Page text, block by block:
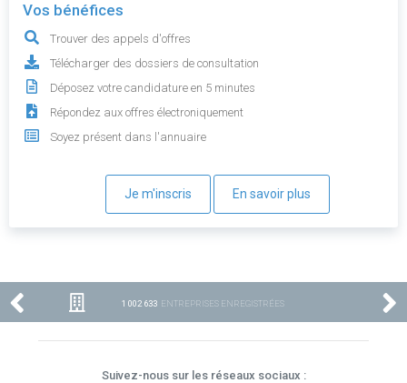
Vos bénéfices
Trouver des appels d'offres
Télécharger des dossiers de consultation
Déposez votre candidature en 5 minutes
Répondez aux offres électroniquement
Soyez présent dans l'annuaire
Je m'inscris En savoir plus
1 002 633 ENTREPRISES ENREGISTRÉES
Suivez-nous sur les réseaux sociaux :